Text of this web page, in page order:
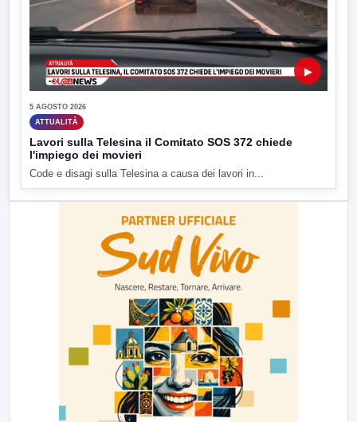
▶
5 AGOSTO 2026
ATTUALITÀ
Lavori sulla Telesina il Comitato SOS 372 chiede
l'impiego dei movieri
Code e disagi sulla Telesina a causa dei lavori in...